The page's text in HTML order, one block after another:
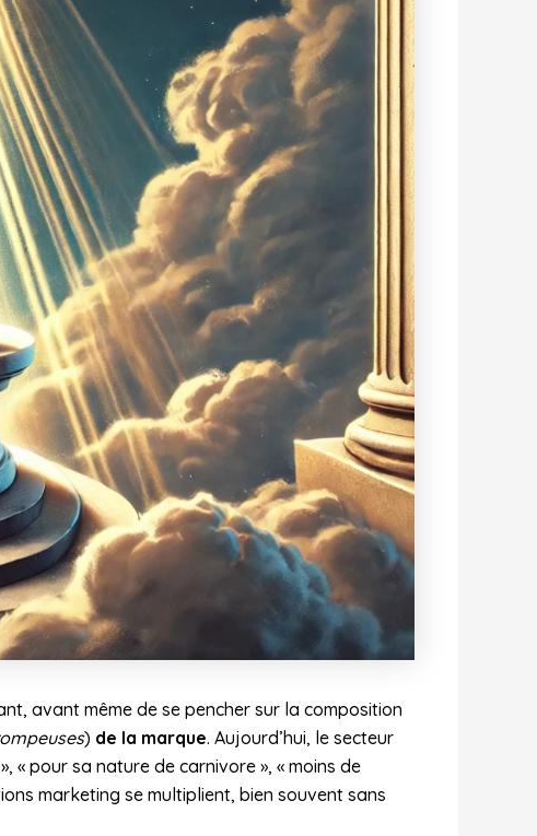
avant même de se pencher sur la composition
) de la marque. Aujourd’hui, le secteur
« pour sa nature de carnivore », « moins de
marketing se multiplient, bien souvent sans